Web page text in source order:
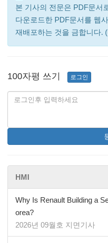
본 기사의 전문은 PDF문서
다운로드한 PDF문서를 웹
재배포하는 것을 금합니다.
100자평 쓰기 로그인
HMI
Why Is Renault Building a
orea?
2026년 09월호 지면기사